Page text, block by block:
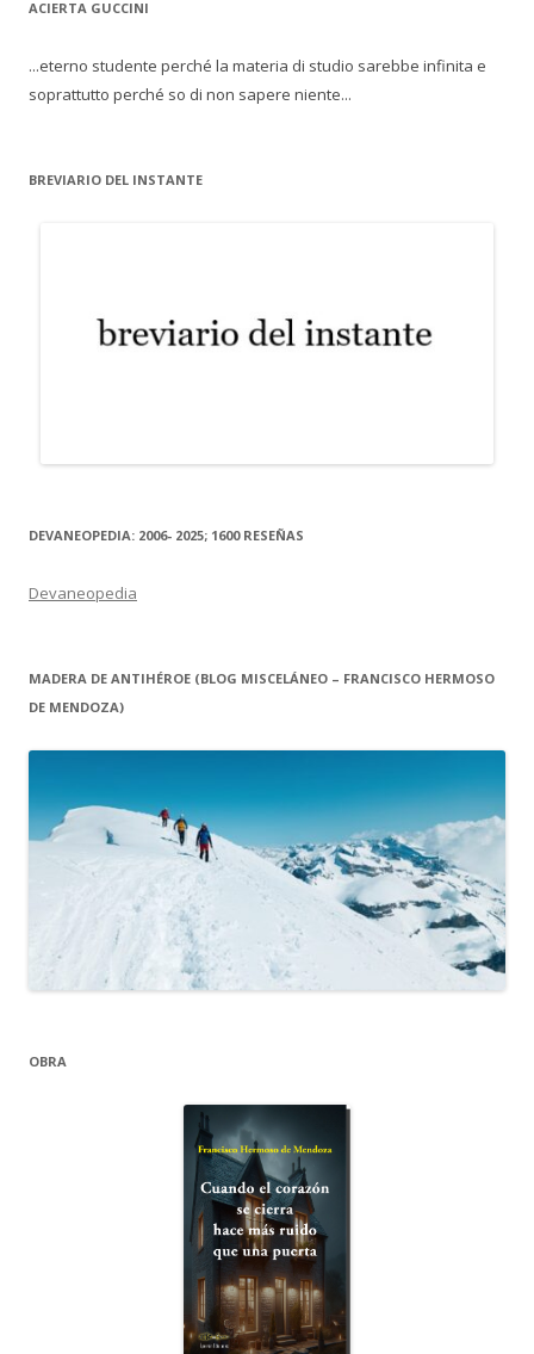
ACIERTA GUCCINI
...eterno studente perché la materia di studio sarebbe infinita e
soprattutto perché so di non sapere niente...
BREVIARIO DEL INSTANTE
DEVANEOPEDIA: 2006- 2025; 1600 RESEÑAS
Devaneopedia
MADERA DE ANTIHÉROE (BLOG MISCELÁNEO – FRANCISCO HERMOSO
DE MENDOZA)
OBRA